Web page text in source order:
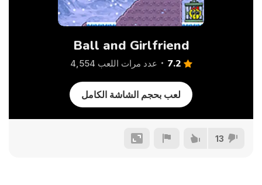
Ball and Girlfriend
7.2 عدد مرات اللعب 4,554
لعب بحجم الشاشة الكامل
13